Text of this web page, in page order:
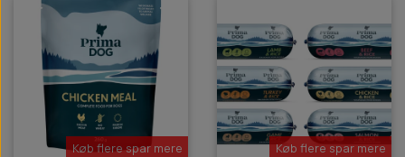
Køb flere spar mere Køb flere spar mere